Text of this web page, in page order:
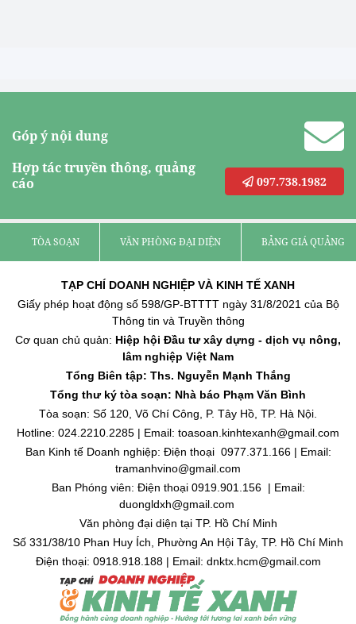
Góp ý nội dung
Hợp tác truyền thông, quảng
cáo
097.738.1982
TÒA SOẠN VĂN PHÒNG ĐẠI DIỆN BẢNG GIÁ QUẢNG
TẠP CHÍ DOANH NGHIỆP VÀ KINH TẾ XANH
Giấy phép hoạt động số 598/GP-BTTTT ngày 31/8/2021 của Bộ
Thông tin và Truyền thông
Cơ quan chủ quản: Hiệp hội Đầu tư xây dựng - dịch vụ nông,
lâm nghiệp Việt Nam
Tổng Biên tập: Ths. Nguyễn Mạnh Thắng
Tổng thư ký tòa soạn: Nhà báo Phạm Văn Bình
Tòa soạn: Số 120, Võ Chí Công, P. Tây Hồ, TP. Hà Nội.
Hotline: 024.2210.2285 | Email: toasoan.kinhtexanh@gmail.com
Ban Kinh tế Doanh nghiệp: Điện thoại 0977.371.166 | Email:
tramanhvino@gmail.com
Ban Phóng viên: Điện thoại 0919.901.156 | Email:
duongldxh@gmail.com
Văn phòng đại diện tại TP. Hồ Chí Minh
Số 331/38/10 Phan Huy Ích, Phường An Hội Tây, TP. Hồ Chí Minh
Điện thoại: 0918.918.188 | Email: dnktx.hcm@gmail.com